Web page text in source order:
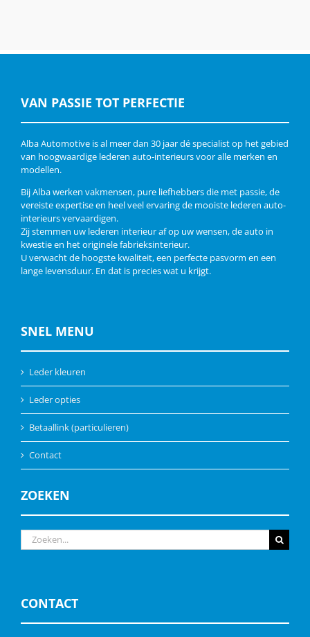
VAN PASSIE TOT PERFECTIE
Alba Automotive is al meer dan 30 jaar dé specialist op het gebied
van hoogwaardige lederen auto-interieurs voor alle merken en
modellen.
Bij Alba werken vakmensen, pure liefhebbers die met passie, de
vereiste expertise en heel veel ervaring de mooiste lederen auto-
interieurs vervaardigen.
Zij stemmen uw lederen interieur af op uw wensen, de auto in
kwestie en het originele fabrieksinterieur.
U verwacht de hoogste kwaliteit, een perfecte pasvorm en een
lange levensduur. En dat is precies wat u krijgt.
SNEL MENU
Leder kleuren
Leder opties
Betaallink (particulieren)
Contact
ZOEKEN
Zoeken
naar:
CONTACT